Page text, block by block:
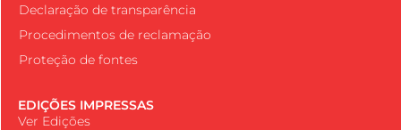
Declaração de transparência
Procedimentos de reclamação
Proteção de fontes
EDIÇÕES IMPRESSAS
Ver Edições